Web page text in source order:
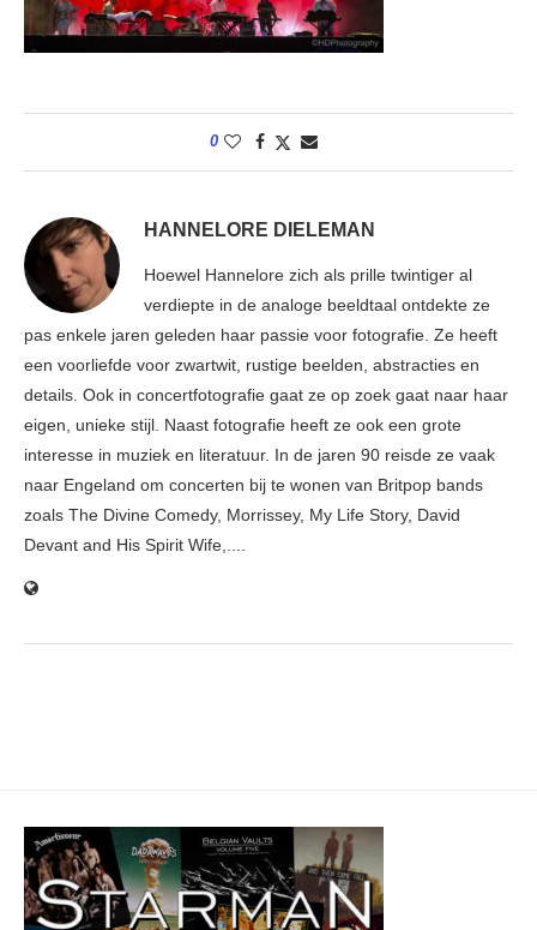
0
HANNELORE DIELEMAN
Hoewel Hannelore zich als prille twintiger al
verdiepte in de analoge beeldtaal ontdekte ze
pas enkele jaren geleden haar passie voor fotografie. Ze heeft
een voorliefde voor zwartwit, rustige beelden, abstracties en
details. Ook in concertfotografie gaat ze op zoek gaat naar haar
eigen, unieke stijl. Naast fotografie heeft ze ook een grote
interesse in muziek en literatuur. In de jaren 90 reisde ze vaak
naar Engeland om concerten bij te wonen van Britpop bands
zoals The Divine Comedy, Morrissey, My Life Story, David
Devant and His Spirit Wife,....